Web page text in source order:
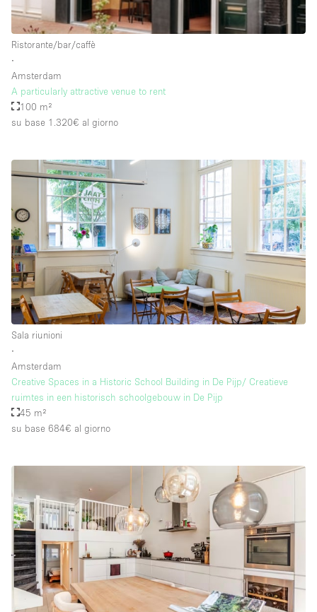
Riscaldamento
Sistema di sicurezza
Smoking Area
Soundproof
Spazio living
Terrace
Tetto / Terrazza
Vetrina
Vista incredibile
Water Access
Whitebox / Minimal
Seminterrato
Piano terra su corte
Piano terra su strada
Di sopra
Altro
Ristorante/bar/caffè
∙
Amsterdam
A particularly attractive venue to rent
100 m²
su base 1.320€ al giorno
Sala riunioni
∙
Amsterdam
Creative Spaces in a Historic School Building in De Pijp/ Creatieve
ruimtes in een historisch schoolgebouw in De Pijp
45 m²
su base 684€ al giorno